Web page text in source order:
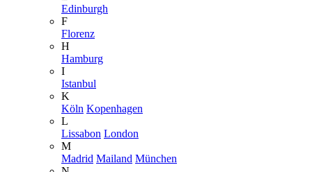
Edinburgh
F
Florenz
H
Hamburg
I
Istanbul
K
Köln Kopenhagen
L
Lissabon London
M
Madrid Mailand München